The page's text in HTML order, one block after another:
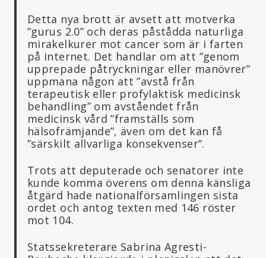
Detta nya brott är avsett att motverka
”gurus 2.0” och deras påstådda naturliga
mirakelkurer mot cancer som är i farten
på internet. Det handlar om att ”genom
upprepade påtryckningar eller manövrer”
uppmana någon att ”avstå från
terapeutisk eller profylaktisk medicinsk
behandling” om avståendet från
medicinsk vård ”framställs som
hälsofrämjande”, även om det kan få
”särskilt allvarliga konsekvenser”.
Trots att deputerade och senatorer inte
kunde komma överens om denna känsliga
åtgärd hade nationalförsamlingen sista
ordet och antog texten med 146 röster
mot 104.
Statssekreterare Sabrina Agresti-